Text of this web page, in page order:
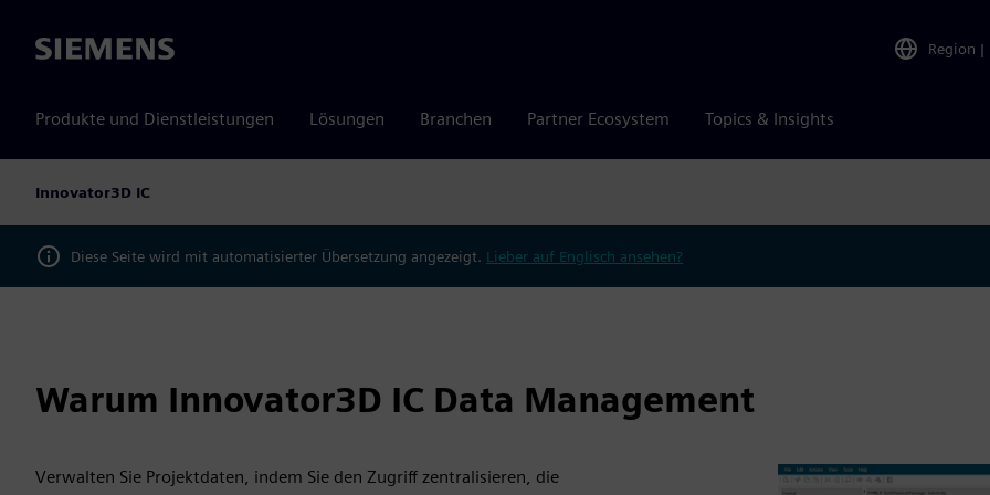
Siemens Region |
Produkte und Dienstleistungen Lösungen Branchen Partner Ecosystem Topics & Insights
Innovator3D IC
Diese Seite wird mit automatisierter Übersetzung angezeigt. Lieber auf Englisch ansehen?
Warum Innovator3D IC Data Management
Verwalten Sie Projektdaten, indem Sie den Zugriff zentralisieren, die